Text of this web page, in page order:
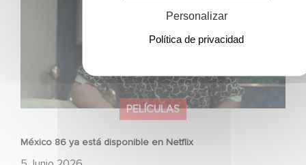
PELÍCULAS
México 86 ya está disponible en Netflix
Personalizar
Política de privacidad